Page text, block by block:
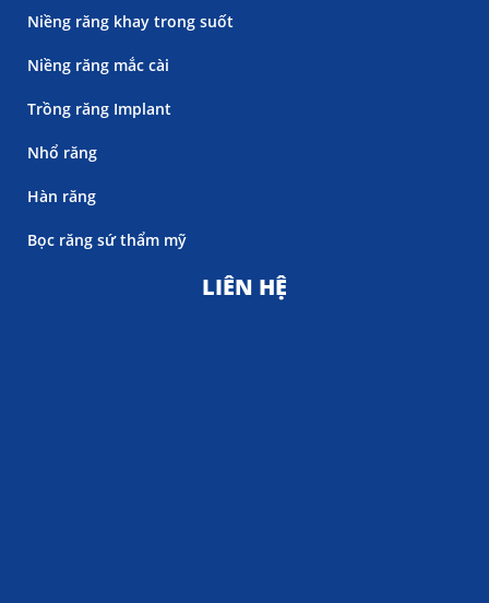
Niềng răng khay trong suốt
Niềng răng mắc cài
Trồng răng Implant
Nhổ răng
Hàn răng
Bọc răng sứ thẩm mỹ
LIÊN HỆ